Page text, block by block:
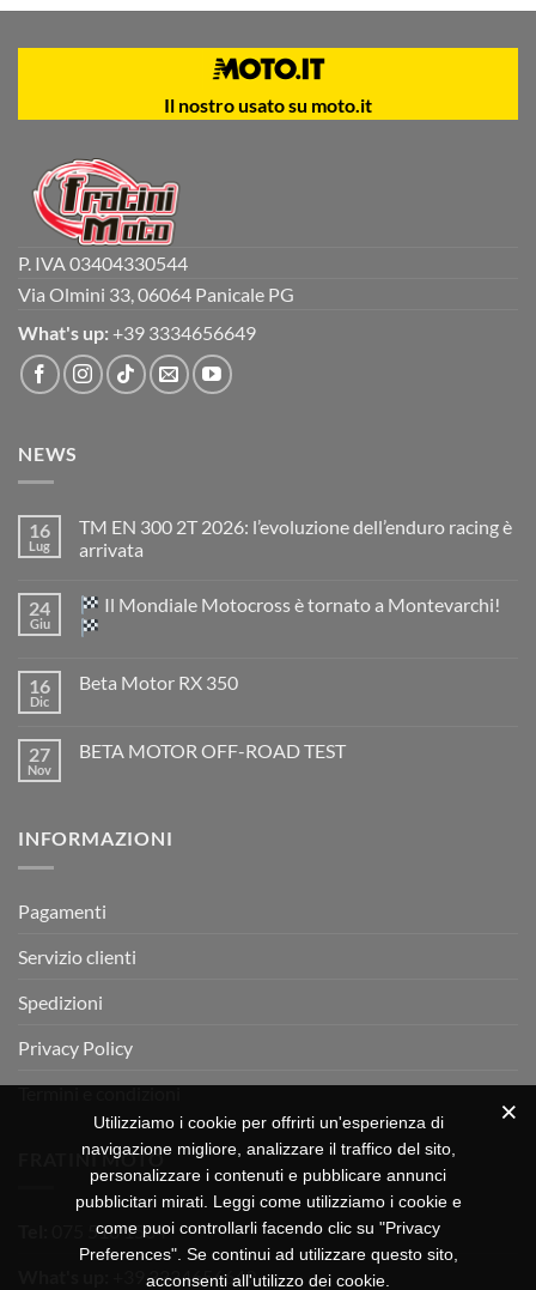
Il nostro usato su moto.it
P. IVA 03404330544
Via Olmini 33, 06064 Panicale PG
What's up: +39 3334656649
NEWS
16
Lug
TM EN 300 2T 2026: l’evoluzione dell’enduro racing è
arrivata
su
TM
EN
2026:
è
arrivata
24
Giu
Il Mondiale Motocross è tornato a Montevarchi!
su
Motocross
è
16
Dic
Beta Motor RX 350
Beta
27
Nov
BETA MOTOR OFF-ROAD TEST
MOTOR
INFORMAZIONI
Pagamenti
Servizio clienti
Spedizioni
Privacy Policy
Termini e condizioni
FRATINI MOTO
075 518 1504
+39 3334656649
Utilizziamo i cookie per offrirti un'esperienza di
navigazione migliore, analizzare il traffico del sito,
personalizzare i contenuti e pubblicare annunci
pubblicitari mirati. Leggi come utilizziamo i cookie e
come puoi controllarli facendo clic su "Privacy
Preferences". Se continui ad utilizzare questo sito,
acconsenti all'utilizzo dei cookie.